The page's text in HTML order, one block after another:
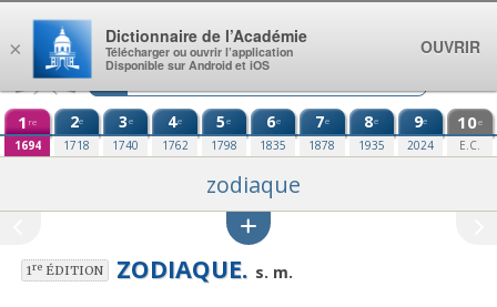
Aller au contenu
1 re
1694
2e
1718
3e
1740
4e
1762
5e
1798
6e
1835
7e
1878
8e
1935
9e
2024
10e
E.C.
zodiaque
1reÉDITION ZODIAQUE. s. m.
×
Dictionnaire de l’Académie
Télécharger ou ouvrir l’application
Disponible sur Android et iOS
OUVRIR